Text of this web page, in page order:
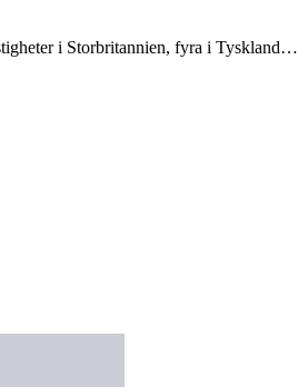
i Storbritannien, fyra i Tyskland…